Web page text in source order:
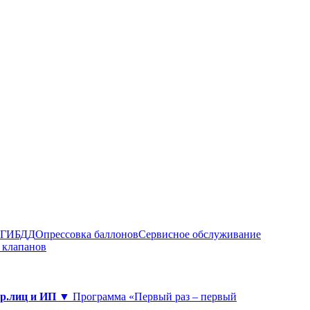
ГИБДДОпрессовка баллоновСервисное обслуживание
и ИП ▼ Программа «Первый раз – первый